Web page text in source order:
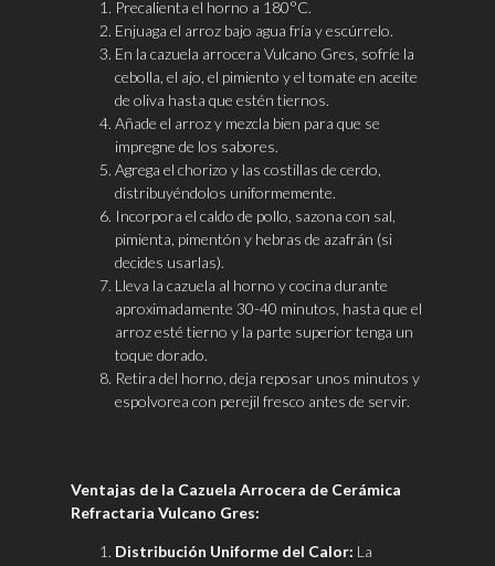
Precalienta el horno a 180°C.
Enjuaga el arroz bajo agua fría y escúrrelo.
En la cazuela arrocera Vulcano Gres, sofríe la
cebolla, el ajo, el pimiento y el tomate en aceite
de oliva hasta que estén tiernos.
Añade el arroz y mezcla bien para que se
impregne de los sabores.
Agrega el chorizo y las costillas de cerdo,
distribuyéndolos uniformemente.
Incorpora el caldo de pollo, sazona con sal,
pimienta, pimentón y hebras de azafrán (si
decides usarlas).
Lleva la cazuela al horno y cocina durante
aproximadamente 30-40 minutos, hasta que el
arroz esté tierno y la parte superior tenga un
toque dorado.
Retira del horno, deja reposar unos minutos y
espolvorea con perejil fresco antes de servir.
Ventajas de la Cazuela Arrocera de Cerámica
Refractaria Vulcano Gres:
Distribución Uniforme del Calor: La